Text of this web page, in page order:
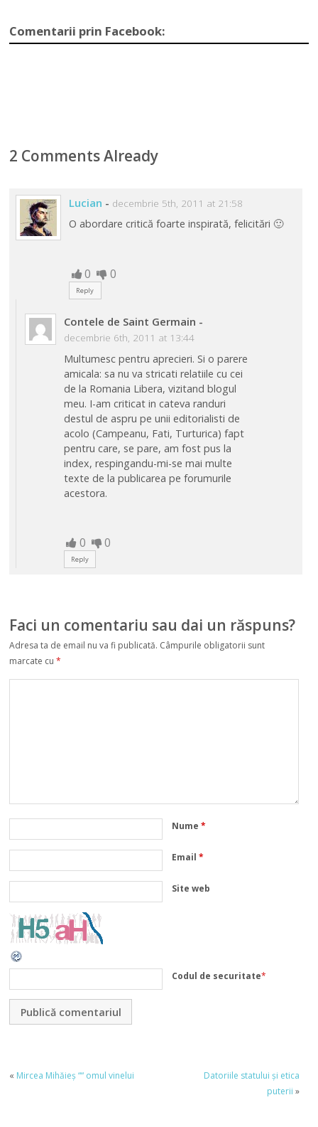
Comentarii prin Facebook:
2 Comments Already
Lucian - decembrie 5th, 2011 at 21:58
O abordare critică foarte inspirată, felicitări 🙂
0 0
Reply
Contele de Saint Germain -
decembrie 6th, 2011 at 13:44
Multumesc pentru aprecieri. Si o parere
amicala: sa nu va stricati relatiile cu cei
de la Romania Libera, vizitand blogul
meu. I-am criticat in cateva randuri
destul de aspru pe unii editorialisti de
acolo (Campeanu, Fati, Turturica) fapt
pentru care, se pare, am fost pus la
index, respingandu-mi-se mai multe
texte de la publicarea pe forumurile
acestora.
0 0
Reply
Faci un comentariu sau dai un răspuns?
Adresa ta de email nu va fi publicată. Câmpurile obligatorii sunt
marcate cu*
Nume*
Email*
Site web
Codul de securitate*
« Mircea Mihăieș ““ omul vinelui
Datoriile statului și etica
puterii »